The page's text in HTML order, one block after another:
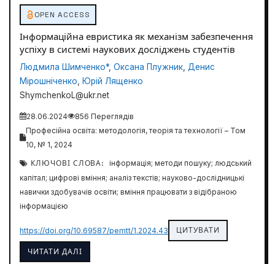
OPEN ACCESS
Інформаційна евристика як механізм забезпечення
успіху в системі наукових досліджень студентів
Людмила Шимченко*, Оксана Плужник, Денис
Мірошніченко, Юрій Лященко
ShymchenkoL@ukr.net
28.06.2024
856 Переглядів
Професійна освіта: методологія, теорія та технології – Том
10, № 1, 2024
КЛЮЧОВІ СЛОВА:
інформація; методи пошуку; людський
капітал; цифрові вміння; аналіз текстів; науково-дослідницькі
навички здобувачів освіти; вміння працювати з відібраною
інформацією
https://doi.org/10.69587/pemtt/1.2024.43 ЦИТУВАТИ
ЧИТАТИ ДАЛІ